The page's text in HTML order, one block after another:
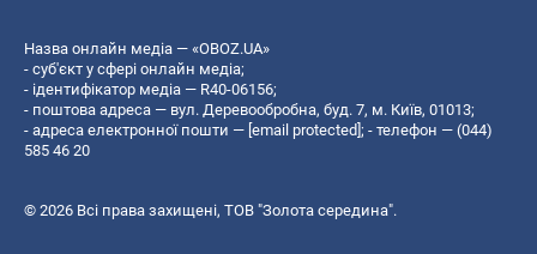
Назва онлайн медіа — «OBOZ.UA»
- суб'єкт у сфері онлайн медіа;
- ідентифікатор медіа — R40-06156;
- поштова адреса — вул. Деревообробна, буд. 7, м. Київ, 01013;
- адреса електронної пошти — [email protected] ; - телефон — (044)
585 46 20
© 2026 Всі права захищені, ТОВ "Золота середина".